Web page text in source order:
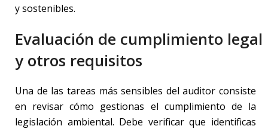
y sostenibles.
Evaluación de cumplimiento legal
y otros requisitos
Una de las tareas más sensibles del auditor consiste
en revisar cómo gestionas el cumplimiento de la
legislación ambiental. Debe verificar que identificas